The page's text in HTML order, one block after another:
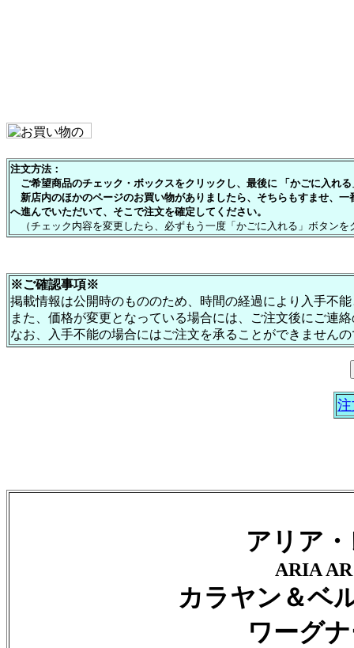
注文方法：
ご希望商品のチェック・ボックスをクリックし、最後に 「かごに入れ
新店内のほかのページのお買い物がありましたら、そちらもすませ、一
へ進んでいただいて、そこで注文を確定してください。
（チェック内容を変更したら、必ずもう一度「かごに入れる」ボタン
※ご確認事項※
掲載情報は公開時のもののため、時間の経過により入手不
また、価格が変更となっている場合には、ご注文後にご連
なお、入手不能の場合にはご注文を承ることができません
アリア
ARIA AR
カラヤン＆ベ
ワーグ